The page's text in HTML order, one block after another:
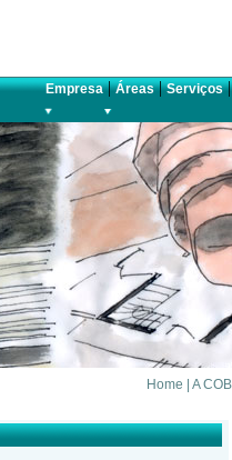
Empresa|Áreas|Serviços
Home A